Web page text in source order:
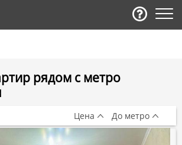
рядом с метро
Цена До метро